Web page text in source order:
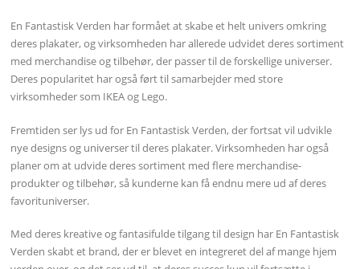
En Fantastisk Verden har formået at skabe et helt univers omkring
deres plakater, og virksomheden har allerede udvidet deres sortiment
med merchandise og tilbehør, der passer til de forskellige universer.
Deres popularitet har også ført til samarbejder med store
virksomheder som IKEA og Lego.
Fremtiden ser lys ud for En Fantastisk Verden, der fortsat vil udvikle
nye designs og universer til deres plakater. Virksomheden har også
planer om at udvide deres sortiment med flere merchandise-
produkter og tilbehør, så kunderne kan få endnu mere ud af deres
favorituniverser.
Med deres kreative og fantasifulde tilgang til design har En Fantastisk
Verden skabt et brand, der er blevet en integreret del af mange hjem